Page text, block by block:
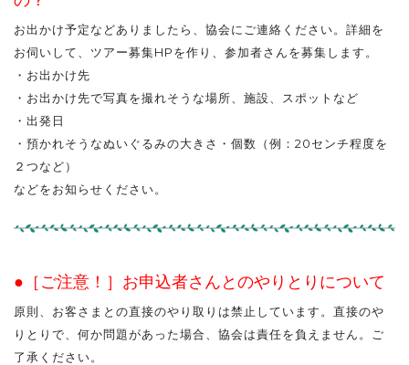
お出かけ予定などありましたら、協会にご連絡ください。詳細を
お伺いして、ツアー募集HPを作り、参加者さんを募集します。
・お出かけ先
・お出かけ先で写真を撮れそうな場所、施設、スポットなど
・出発日
・預かれそうなぬいぐるみの大きさ・個数（例：20センチ程度を
２つなど）
などをお知らせください。
●［ご注意！］お申込者さんとのやりとりについて
原則、お客さまとの直接のやり取りは禁止しています。直接のや
りとりで、何か問題があった場合、協会は責任を負えません。ご
了承ください。